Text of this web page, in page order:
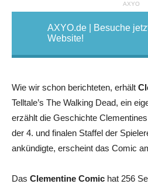
AXYO
AXYO.de | Besuche
Website!
Wie wir schon berichteten, erhält
Telltale’s The Walking Dead, ein
erzählt die Geschichte
der 4. und finalen Staffel der
ankündigte, erscheint das Comic
Das Clementine Comic hat 256